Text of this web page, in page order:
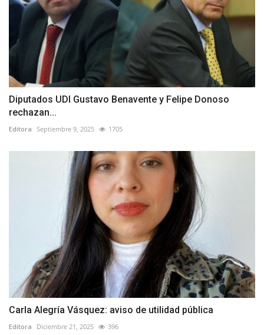
Diputados UDI Gustavo Benavente y Felipe Donoso
rechazan...
Editora Septiembre 9, 2025 1705
Carla Alegría Vásquez: aviso de utilidad pública
Editora Diciembre 21, 2025 396